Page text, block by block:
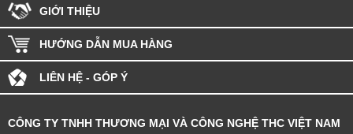
GIỚI THIỆU
HƯỚNG DẪN MUA HÀNG
LIÊN HỆ - GÓP Ý
CÔNG TY TNHH THƯƠNG MẠI VÀ CÔNG NGHỆ THC VIỆT NAM